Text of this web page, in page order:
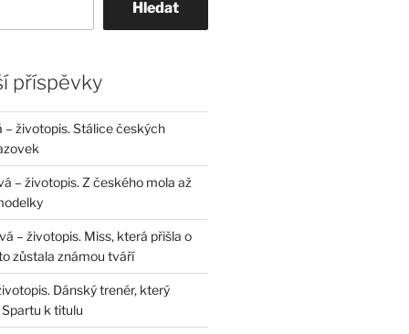
Hledat
příspěvky
– životopis. Stálice českých
– životopis. Z českého mola až
– životopis. Miss, která přišla o
zůstala známou tváří
Dánský trenér, který
k titulu